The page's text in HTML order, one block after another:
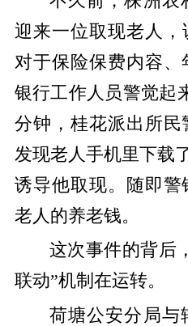
迎来一位取现老人，
对于保险保费内容、
银行工作人员警觉起
分钟，桂花派出所民
发现老人手机里下载
诱导他取现。随即警
老人的养老钱。
这次事件的背后
联动”机制在运转。
荷塘公安分局与